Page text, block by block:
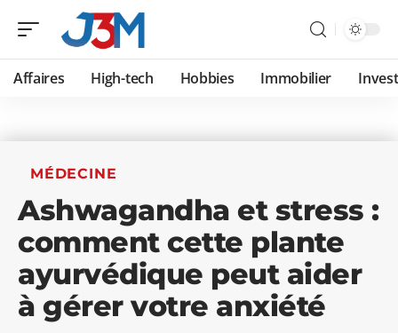
Affaires High-tech Hobbies Immobilier
MÉDECINE
Ashwagandha et stress :
comment cette plante
ayurvédique peut aider
à gérer votre anxiété